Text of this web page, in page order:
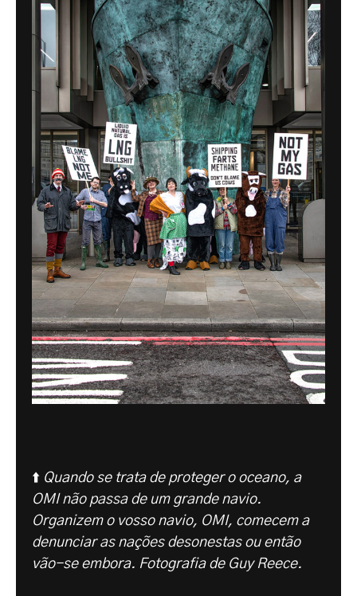
⬆️ Quando se trata de proteger o oceano, a
OMI não passa de um grande navio.
Organizem o vosso navio, OMI, comecem a
denunciar as nações desonestas ou então
vão-se embora. Fotografia de Guy Reece.